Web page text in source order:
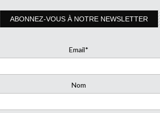
ABONNEZ-VOUS À NOTRE NEWSLETTER
Email*
Nom